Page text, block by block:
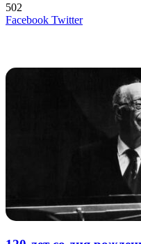
502
Facebook TwitterLinkedIn
Tumblr
Reddit
Вконтакте
Skype
Messenger
Messenger
WhatsApp
Telegram
Viber
Line
Поделиться
Печатать